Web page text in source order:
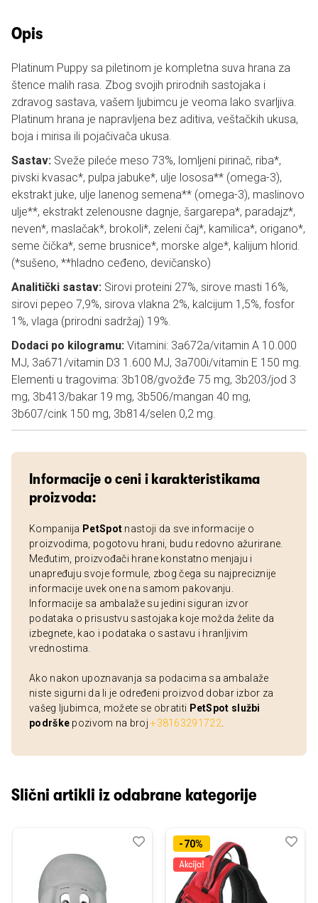
Opis
Platinum Puppy sa piletinom je kompletna suva hrana za
štence malih rasa. Zbog svojih prirodnih sastojaka i
zdravog sastava, vašem ljubimcu je veoma lako svarljiva.
Platinum hrana je napravljena bez aditiva, veštačkih ukusa,
boja i mirisa ili pojačivača ukusa.
Sastav: Sveže pileće meso 73%, lomljeni pirinač, riba*,
pivski kvasac*, pulpa jabuke*, ulje lososa** (omega-3),
ekstrakt juke, ulje lanenog semena** (omega-3), maslinovo
ulje**, ekstrakt zelenousne dagnje, šargarepa*, paradajz*,
neven*, maslačak*, brokoli*, zeleni čaj*, kamilica*, origano*,
seme čička*, seme brusnice*, morske alge*, kalijum hlorid.
(*sušeno, **hladno ceđeno, devičansko)
Analitički sastav: Sirovi proteini 27%, sirove masti 16%,
sirovi pepeo 7,9%, sirova vlakna 2%, kalcijum 1,5%, fosfor
1%, vlaga (prirodni sadržaj) 19%.
Dodaci po kilogramu: Vitamini: 3a672a/vitamin A 10.000
MJ, 3a671/vitamin D3 1.600 MJ, 3a700i/vitamin E 150 mg.
Elementi u tragovima: 3b108/gvožđe 75 mg, 3b203/jod 3
mg, 3b413/bakar 19 mg, 3b506/mangan 40 mg,
3b607/cink 150 mg, 3b814/selen 0,2 mg.
Informacije o ceni i karakteristikama
proizvoda:
Kompanija PetSpot nastoji da sve informacije o
proizvodima, pogotovu hrani, budu redovno ažurirane.
Međutim, proizvođači hrane konstatno menjaju i
unapređuju svoje formule, zbog čega su najpreciznije
informacije uvek one na samom pakovanju.
Informacije sa ambalaže su jedini siguran izvor
podataka o prisustvu sastojaka koje možda želite da
izbegnete, kao i podataka o sastavu i hranljivim
vrednostima.
Ako nakon upoznavanja sa podacima sa ambalaže
niste sigurni da li je određeni proizvod dobar izbor za
vašeg ljubimca, možete se obratiti PetSpot službi
podrške pozivom na broj+38163291722
Slični artikli iz odabrane kategorije
Dodaj
Uporedi-70%